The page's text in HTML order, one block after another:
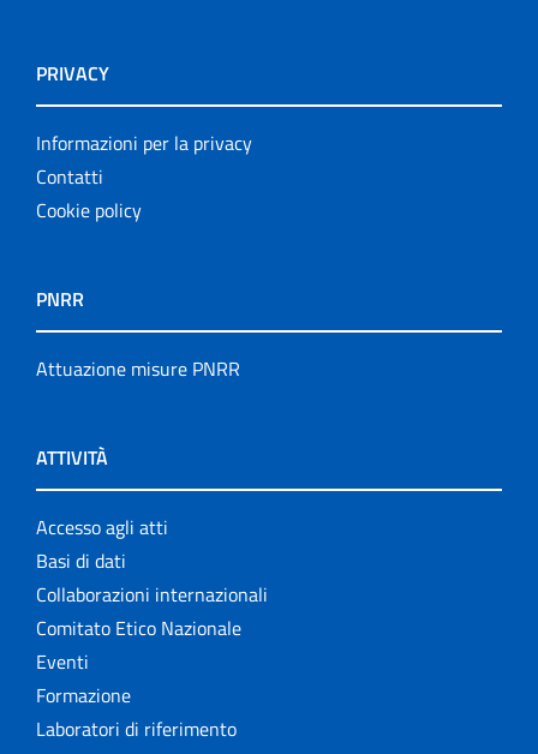
PRIVACY
Informazioni per la privacy
Contatti
Cookie policy
PNRR
Attuazione misure PNRR
ATTIVITÀ
Accesso agli atti
Basi di dati
Collaborazioni internazionali
Comitato Etico Nazionale
Eventi
Formazione
Laboratori di riferimento